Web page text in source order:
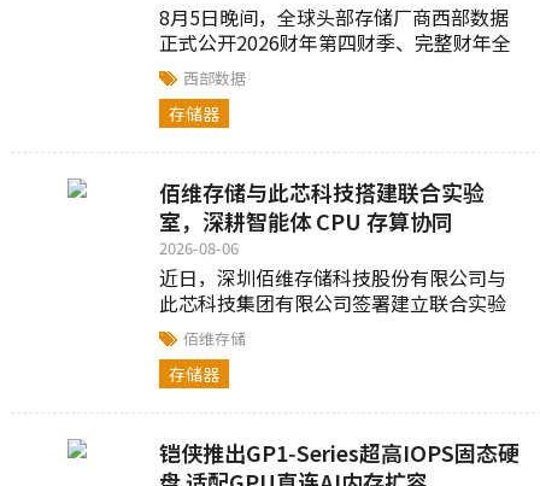
8月5日晚间，全球头部存储厂商西部数据
正式公开2026财年第四财季、完整财年全
部财务数据...
西部数据
存储器
佰维存储与此芯科技搭建联合实验
室，深耕智能体 CPU 存算协同
2026-08-06
近日，深圳佰维存储科技股份有限公司与
此芯科技集团有限公司签署建立联合实验
室合作协议...
佰维存储
存储器
铠侠推出GP1‑Series超高IOPS固态硬